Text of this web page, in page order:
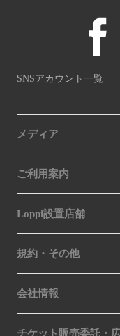
SNSアカウント一覧
メディア
ご利用案内
Loppi設置店舗
規約・その他
会社情報
チケット販売委託・